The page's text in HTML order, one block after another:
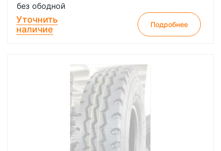
без ободной
Уточнить
наличие
Подробнее